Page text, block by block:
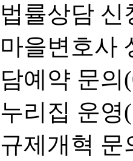
법률상담 신
마을변호사
담예약 문의
누리집 운영
규제개혁 문